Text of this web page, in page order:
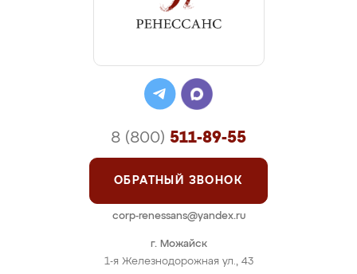
г. Можайск
1-я Железнодорожная ул., 43
8 (800) 511-89-55
ОБРАТНЫЙ ЗВОНОК
corp-renessans@yandex.ru